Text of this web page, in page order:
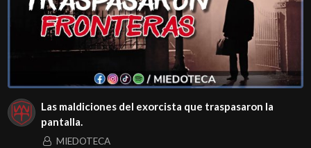
Las maldiciones del exorcista que traspasaron la
pantalla.
MIEDOTECA